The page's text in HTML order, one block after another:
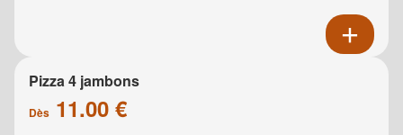
Pizza 4 jambons
Dès 11.00 €